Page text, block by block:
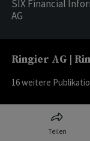
Teilen
SIX Financial
AG
Ringier AG |
16weitere